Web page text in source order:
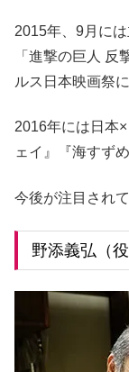
2015年、9月に
「進撃の巨人
ルス日本映画祭
2016年には日本
ェイ』『海すず
今後が注目され
野添義弘（役